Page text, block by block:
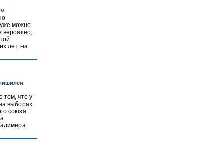
можно
вероятно,
лет, на
том, что у
выборах
союза.